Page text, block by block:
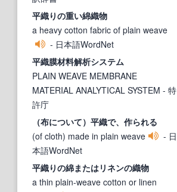
平織りの重い綿織物
a heavy cotton fabric of plain weave
- 日本語WordNet
平織膜材料解析システム
PLAIN WEAVE MEMBRANE
MATERIAL ANALYTICAL SYSTEM - 特
許庁
（布について） 平織で、作られる
(of cloth) made in plain weave
- 日
本語WordNet
平織りの綿またはリネンの織物
a thin plain-weave cotton or linen